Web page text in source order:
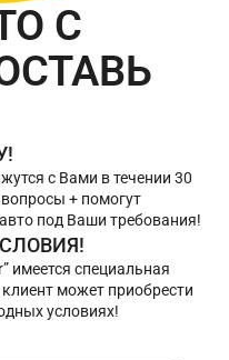
С
с Вами в течении 30
+ помогут
под Ваши требования!
имеется специальная
может приобрести
условиях!